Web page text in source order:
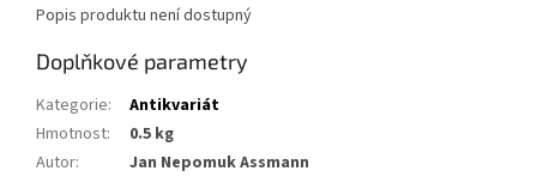
Popis produktu není dostupný
Doplňkové parametry
Kategorie:
Antikvariát
Hmotnost:
0.5 kg
Autor:
Jan Nepomuk Assmann